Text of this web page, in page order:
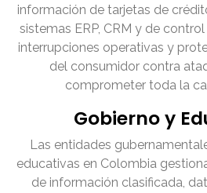
información de tarjetas de
sistemas ERP, CRM y de
interrupciones operativas y
del consumidor contra
comprometer toda la
Gobierno y
Las entidades
educativas en Colombia
de información clasificada,